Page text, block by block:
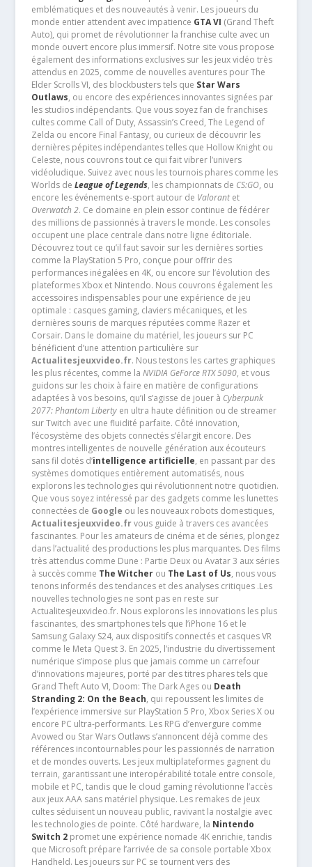
emblématiques et des nouveautés à venir. Les joueurs du
monde entier attendent avec impatience GTA VI (Grand Theft
Auto), qui promet de révolutionner la franchise culte avec un
monde ouvert encore plus immersif. Notre site vous propose
également des informations exclusives sur les jeux vidéo très
attendus en 2025, comme de nouvelles aventures pour The
Elder Scrolls VI, des blockbusters tels que Star Wars
Outlaws, ou encore des expériences innovantes signées par
les studios indépendants. Que vous soyez fan de franchises
cultes comme Call of Duty, Assassin’s Creed, The Legend of
Zelda ou encore Final Fantasy, ou curieux de découvrir les
dernières pépites indépendantes telles que Hollow Knight ou
Celeste, nous couvrons tout ce qui fait vibrer l’univers
vidéoludique. Suivez avec nous les tournois phares comme les
Worlds de League of Legends, les championnats de CS:GO, ou
encore les événements e-sport autour de Valorantet
Overwatch 2. Ce domaine en plein essor continue de fédérer
des millions de passionnés à travers le monde. Les consoles
occupent une place centrale dans notre ligne éditoriale.
Découvrez tout ce qu’il faut savoir sur les dernières sorties
comme la PlayStation 5 Pro, conçue pour offrir des
performances inégalées en 4K, ou encore sur l’évolution des
plateformes Xbox et Nintendo. Nous couvrons également les
accessoires indispensables pour une expérience de jeu
optimale : casques gaming, claviers mécaniques, et les
dernières souris de marques réputées comme Razer et
Corsair. Dans le domaine du matériel, les joueurs sur PC
bénéficient d’une attention particulière sur
Actualitesjeuxvideo.fr. Nous testons les cartes graphiques
les plus récentes, comme la NVIDIA GeForce RTX 5090, et vous
guidons sur les choix à faire en matière de configurations
adaptées à vos besoins, qu’il s’agisse de jouer à Cyberpunk
2077: Phantom Libertyen ultra haute définition ou de streamer
sur Twitch avec une fluidité parfaite. Côté innovation,
l’écosystème des objets connectés s’élargit encore. Des
montres intelligentes de nouvelle génération aux écouteurs
sans fil dotés d’intelligence artificielle, en passant par des
systèmes domotiques entièrement automatisés, nous
explorons les technologies qui révolutionnent notre quotidien.
Que vous soyez intéressé par des gadgets comme les lunettes
connectées de Google ou les nouveaux robots domestiques,
Actualitesjeuxvideo.frvous guide à travers ces avancées
fascinantes. Pour les amateurs de cinéma et de séries, plongez
dans l’actualité des productions les plus marquantes. Des films
très attendus comme Dune : Partie Deux ou Avatar 3 aux séries
à succès comme The Witcherou The Last of Us, nous vous
tenons informés des tendances et des analyses critiques .Les
nouvelles technologies ne sont pas en reste sur
Actualitesjeuxvideo.fr. Nous explorons les innovations les plus
fascinantes, des smartphones tels que l’iPhone 16 et le
Samsung Galaxy S24, aux dispositifs connectés et casques VR
comme le Meta Quest 3. En 2025, l’industrie du divertissement
numérique s’impose plus que jamais comme un carrefour
d’innovations majeures, porté par des titres phares tels que
Grand Theft Auto VI, Doom: The Dark Ages ou Death
Stranding 2: On the Beach, qui repoussent les limites de
l’expérience immersive sur PlayStation 5 Pro, Xbox Series X ou
encore PC ultra-performants. Les RPG d’envergure comme
Avowed ou Star Wars Outlaws s’annoncent déjà comme des
références incontournables pour les passionnés de narration
et de mondes ouverts. Les jeux multiplateformes gagnent du
terrain, garantissant une interopérabilité totale entre console,
mobile et PC, tandis que le cloud gaming révolutionne l’accès
aux jeux AAA sans matériel physique. Les remakes de jeux
cultes séduisent un nouveau public, ravivant la nostalgie avec
les technologies de pointe. Côté hardware, la Nintendo
Switch 2promet une expérience nomade 4K enrichie, tandis
que Microsoft prépare l’arrivée de sa console portable Xbox
Handheld. Les joueurs sur PC se tournent vers des